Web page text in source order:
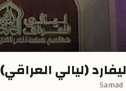
(ليالي العراقي)